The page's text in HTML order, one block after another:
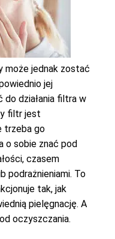
może jednak zostać
jej
działania filtra w
filtr jest
trzeba go
o sobie znać pod
czasem
podrażnieniami. To
tak, jak
pielęgnację. A
oczyszczania.